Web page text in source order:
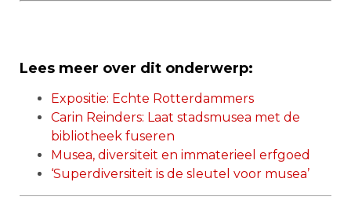
Lees meer over dit onderwerp:
Expositie: Echte Rotterdammers
Carin Reinders: Laat stadsmusea met de
bibliotheek fuseren
Musea, diversiteit en immaterieel erfgoed
‘Superdiversiteit is de sleutel voor musea’